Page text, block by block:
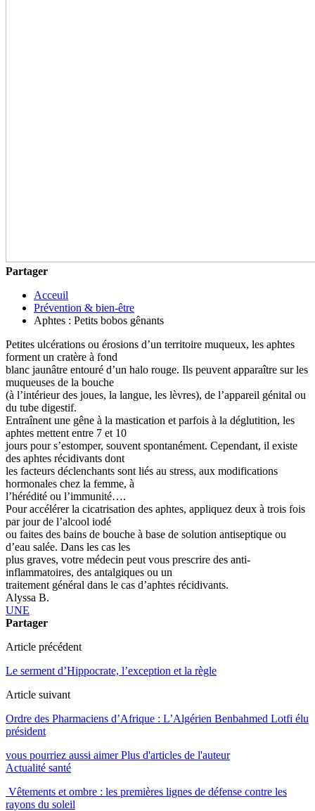
Partager
Acceuil
Prévention & bien-être
Aphtes : Petits bobos gênants
Petites ulcérations ou érosions d’un territoire muqueux, les aphtes
forment un cratère à fond
blanc jaunâtre entouré d’un halo rouge. Ils peuvent apparaître sur les
muqueuses de la bouche
(à l’intérieur des joues, la langue, les lèvres), de l’appareil génital ou
du tube digestif.
Entraînent une gêne à la mastication et parfois à la déglutition, les
aphtes mettent entre 7 et 10
jours pour s’estomper, souvent spontanément. Cependant, il existe
des aphtes récidivants dont
les facteurs déclenchants sont liés au stress, aux modifications
hormonales chez la femme, à
l’hérédité ou l’immunité….
Pour accélérer la cicatrisation des aphtes, appliquez deux à trois fois
par jour de l’alcool iodé
ou faites des bains de bouche à base de solution antiseptique ou
d’eau salée. Dans les cas les
plus graves, votre médecin peut vous prescrire des anti-
inflammatoires, des antalgiques ou un
traitement général dans le cas d’aphtes récidivants.
Alyssa B.
UNE
Partager
Article précédent
Le serment d’Hippocrate, l’exception et la règle
Article suivant
Ordre des Pharmaciens d’Afrique : L’Algérien Benbahmed Lotfi élu
président
vous pourriez aussi aimer Plus d'articles de l'auteur
Actualité santé
Vêtements et ombre : les premières lignes de défense contre les
rayons du soleil